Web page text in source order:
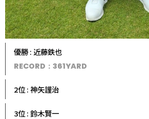
優勝 : 近藤鉄也
RECORD：361YARD
2位 : 神矢謹治
3位 : 鈴木賢一